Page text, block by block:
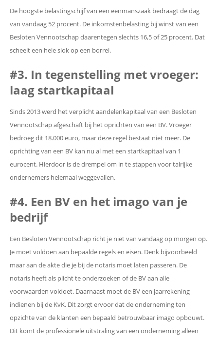
De hoogste belastingschijf van een eenmanszaak bedraagt de dag
van vandaag 52 procent. De inkomstenbelasting bij winst van een
Besloten Vennootschap daarentegen slechts 16,5 of 25 procent. Dat
scheelt een hele slok op een borrel.
#3. In tegenstelling met vroeger:
laag startkapitaal
Sinds 2013 werd het verplicht aandelenkapitaal van een Besloten
Vennootschap afgeschaft bij het oprichten van een BV. Vroeger
bedroeg dit 18.000 euro, maar deze regel bestaat niet meer. De
oprichting van een BV kan nu al met een startkapitaal van 1
eurocent. Hierdoor is de drempel om in te stappen voor talrijke
ondernemers helemaal weggevallen.
#4. Een BV en het imago van je
bedrijf
Een Besloten Vennootschap richt je niet van vandaag op morgen op.
Je moet voldoen aan bepaalde regels en eisen. Denk bijvoorbeeld
maar aan de akte die je bij de notaris moet laten passeren. De
notaris heeft als plicht te onderzoeken of de BV aan alle
voorwaarden voldoet. Daarnaast moet de BV een jaarrekening
indienen bij de KvK. Dit zorgt ervoor dat de onderneming ten
opzichte van de klanten een bepaald betrouwbaar imago opbouwt.
Dit komt de professionele uitstraling van een onderneming alleen